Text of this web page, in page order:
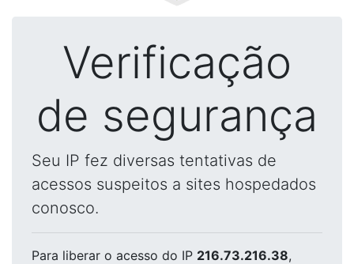
Verificação
de segurança
Seu IP fez diversas tentativas de
acessos suspeitos a sites hospedados
conosco.
Para liberar o acesso do IP 216.73.216.38,